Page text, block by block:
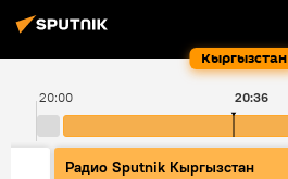
Кыргызстан
20:00 20:36
Радио Sputnik Кыргызстан